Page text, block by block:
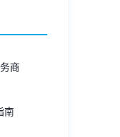
商
南